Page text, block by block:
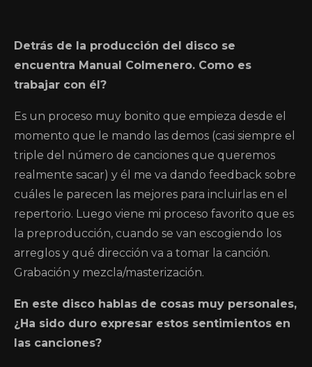
Detrás de la producción del disco se
encuentra Manual Colmenero. Como es
trabajar con él?
Es un proceso muy bonito que empieza desde el
momento que le mando las demos (casi siempre el
triple del número de canciones que queremos
realmente sacar) y él me va dando feedback sobre
cuáles le parecen las mejores para incluirlas en el
repertorio. Luego viene mi proceso favorito que es
la preproducción, cuando se van escogiendo los
arreglos y qué dirección va a tomar la canción.
Grabación y mezcla/masterización.
En este disco hablas de cosas muy personales,
¿Ha sido duro expresar estos sentimientos en
las canciones?